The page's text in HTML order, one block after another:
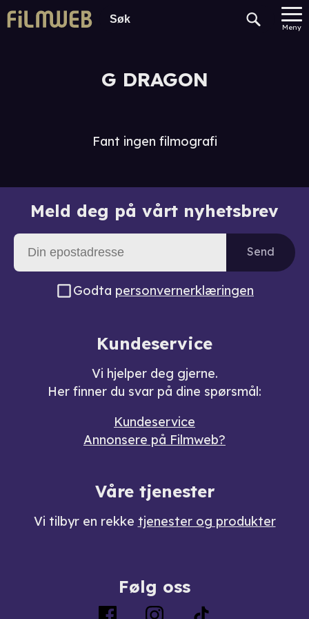
Meny
G DRAGON
Fant ingen filmografi
Meld deg på vårt nyhetsbrev
Send
Godta personvernerklæringen
Kundeservice
Vi hjelper deg gjerne.
Her finner du svar på dine spørsmål:
Kundeservice
Annonsere på Filmweb?
Våre tjenester
Vi tilbyr en rekke tjenester og produkter
Følg oss